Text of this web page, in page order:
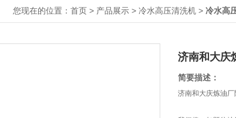
您现在的位置： 首页 > 产品展示 > 冷水高压清洗机 > 冷水高
济南和大庆
简要描述：
济南和大庆炼油